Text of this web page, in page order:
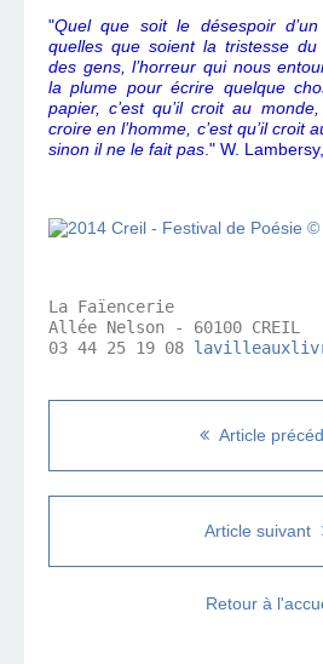
"Quel que soit le désespoir d’un
quelles que soient la tristesse
des gens, l’horreur qui nous
la plume pour écrire quelque
papier, c’est qu’il croit au
croire en l’homme, c’est qu’il croit
sinon il ne le fait pas." W. Lambersy,
La Faïencerie
Allée Nelson - 60100 CREIL
03 44 25 19 08
Article
Article suivant
Retour à